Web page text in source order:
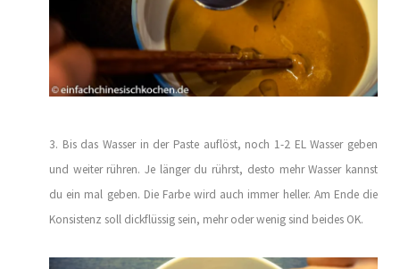
3. Bis das Wasser in der Paste auflöst, noch 1-2 EL Wasser geben
und weiter rühren. Je länger du rührst, desto mehr Wasser kannst
du ein mal geben. Die Farbe wird auch immer heller. Am Ende die
Konsistenz soll dickflüssig sein, mehr oder wenig sind beides OK.